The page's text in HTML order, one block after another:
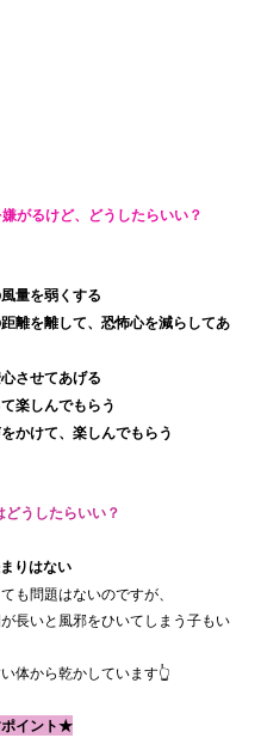
がるけど、どうしたらいい？
量を弱くする
離を離して、恐怖心を減らしてあ
させてあげる
楽しんでもらう
かけて、楽しんでもらう
うしたらいい？
りはない
も問題はないのですが、
長いと風邪をひいてしまう子もい
体から乾かしています👆
イント★